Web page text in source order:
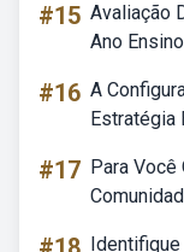
#15 Avaliação
Ano
#16 A
Estratégia
#17 Para Você